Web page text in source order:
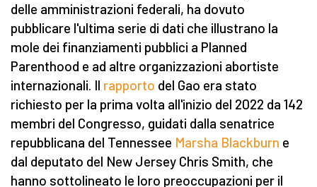
delle amministrazioni federali, ha dovuto
pubblicare l'ultima serie di dati che illustrano la
mole dei finanziamenti pubblici a Planned
Parenthood e ad altre organizzazioni abortiste
internazionali. Il rapporto del Gao era stato
richiesto per la prima volta all'inizio del 2022 da 142
membri del Congresso, guidati dalla senatrice
repubblicana del Tennessee Marsha Blackburn e
dal deputato del New Jersey Chris Smith, che
hanno sottolineato le loro preoccupazioni per il